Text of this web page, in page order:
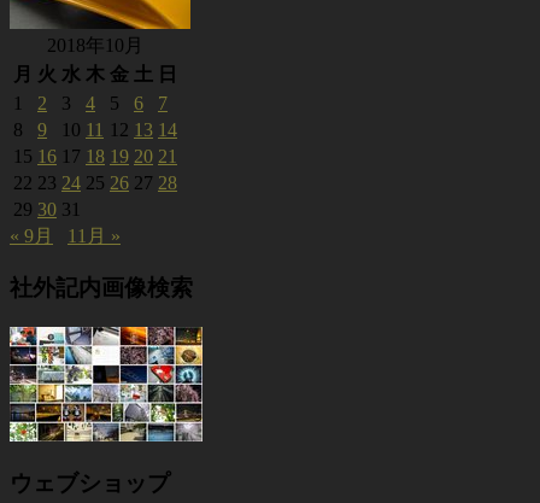
2018年10月
月
火 水 木 金 土 日
1
2 3 4 5 6
7
8
9 10 11 12 13 14
15 16 17 18 19 20 21
22 23 24 25 26 27 28
29 30 31
« 9月
11月 »
社外記内画像検索
ウェブショップ